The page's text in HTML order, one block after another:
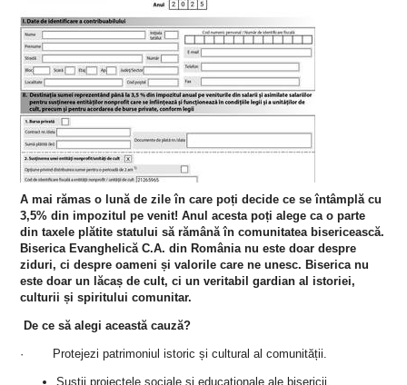
A mai rămas o lună de zile în care poți decide ce se întâmplă cu
3,5% din impozitul pe venit!Anul acesta poți alege ca o parte
din taxele plătite statului să rămână în comunitatea bisericească.
Biserica Evanghelică C.A. din România nu este doar despre
ziduri, ci despre oameni și valorile care ne unesc. Biserica nu
este doar un lăcaș de cult, ci un veritabil gardian al istoriei,
culturii și spiritului comunitar.
De ce să alegi această cauză?
· Protejezi patrimoniul istoric și cultural al comunității.
Susții proiectele sociale și educaționale ale bisericii.